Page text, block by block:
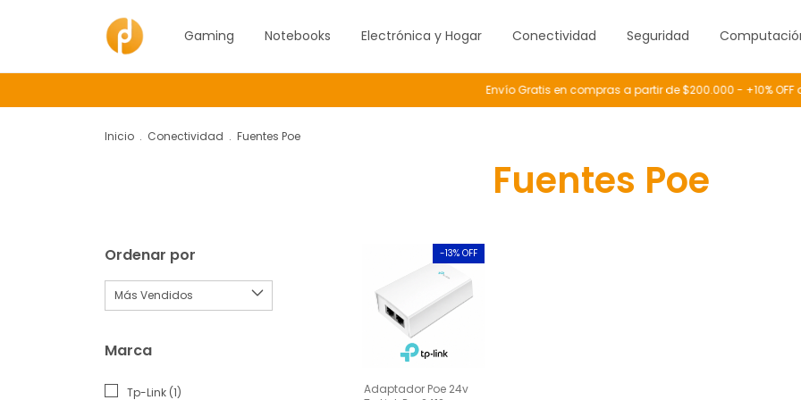
Gaming Notebooks Electrónica y Hogar Conectividad Seguridad
Envío Gratis en compras a partir de $200.000 - +10%
Inicio . Conectividad . Fuentes Poe
Fuentes Poe
Ordenar por
Marca
Tp-Link (1)
Adaptador Poe 24v
-13% OFF